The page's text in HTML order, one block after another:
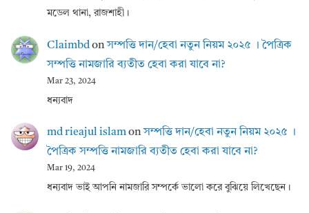
মডেল থানা, রাজশাহী।
Claimbdonসম্পত্তি দান/হেবা নতুন নিয়ম ২০২৫ । পৈত্রিক
সম্পত্তি নামজারি ব্যতীত হেবা করা যাবে না?
Mar 23, 2024
ধন্যবাদ
md rieajul islamonসম্পত্তি দান/হেবা নতুন নিয়ম ২০২৫ ।
পৈত্রিক সম্পত্তি নামজারি ব্যতীত হেবা করা যাবে না?
Mar 19, 2024
ধন্যবাদ ভাই আপনি নামজারি সম্পর্কে ভালো করে বুঝিয়ে লিখেছেন।